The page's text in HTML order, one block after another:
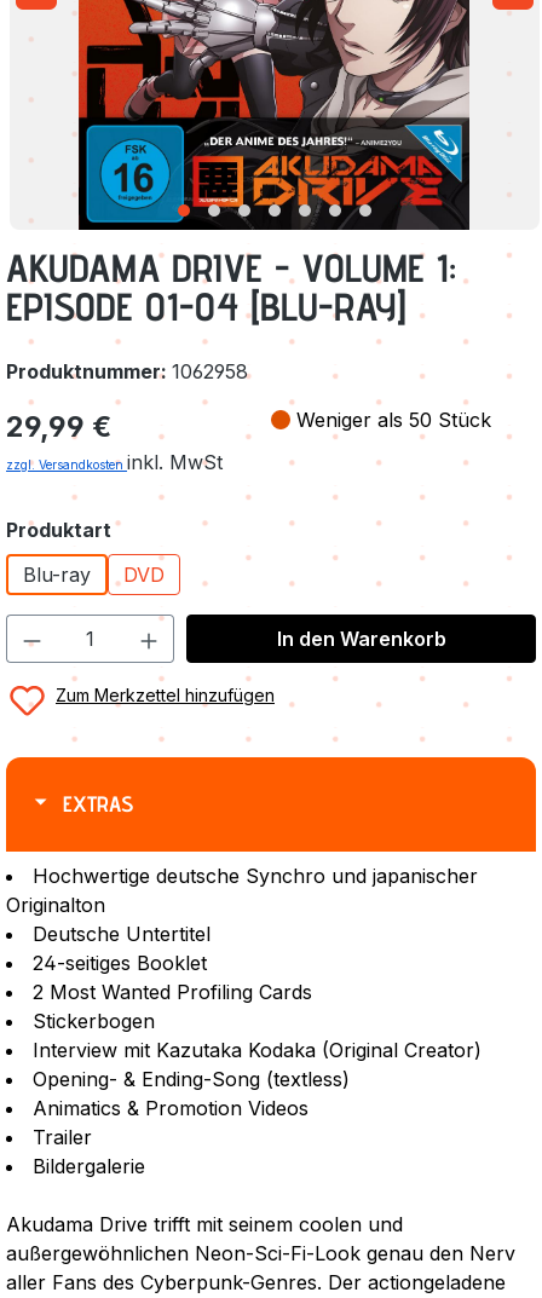
AKUDAMA DRIVE - VOLUME 1:
EPISODE 01-04 [BLU-RAY]
Produktnummer: 1062958
Regulärer Preis:
29,99 €
zzgl. Versandkosten inkl. MwSt
Weniger als 50 Stück
Produktartauswählen
Blu-ray
DVD
In den Warenkorb
Zum Merkzettel hinzufügen
EXTRAS
Hochwertige deutsche Synchro und japanischer
Originalton
Deutsche Untertitel
24-seitiges Booklet
2 Most Wanted Profiling Cards
Stickerbogen
Interview mit Kazutaka Kodaka (Original Creator)
Opening- & Ending-Song (textless)
Animatics & Promotion Videos
Trailer
Bildergalerie
Akudama Drive trifft mit seinem coolen und
außergewöhnlichen Neon-Sci-Fi-Look genau den Nerv
aller Fans des Cyberpunk-Genres. Der actiongeladene